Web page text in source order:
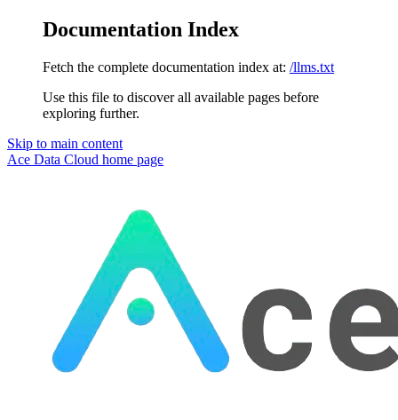
Documentation Index
Fetch the complete documentation index at: /llms.txt
Use this file to discover all available pages before
exploring further.
Skip to main content
Ace Data Cloud home page